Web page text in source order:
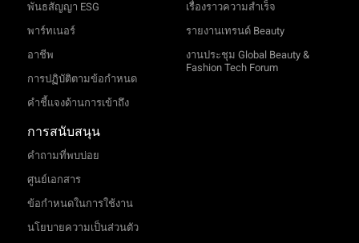
พันธสัญญา ESG
พาร์ทเนอร์
อาชีพ
การปฏิบัติตามข้อกำหนด
คำชี้แจงด้านการเข้าถึง
เรื่องราวความสำเร็จ
รายงานเทรนด์ Beauty
งานประชุม Global Beauty &
Fashion Tech Forum
การสนับสนุน
คำถามที่พบบ่อย
ศูนย์เอกสาร
ข้อกำหนดในการใช้งาน
นโยบายความเป็นส่วนตัว